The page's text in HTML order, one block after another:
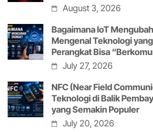
August 3, 2026
Bagaimana IoT
Mengenal Teknologi
Perangkat Bisa
July 27, 2026
NFC (Near Field
Teknologi di Balik
yang Semakin Populer
July 20, 2026